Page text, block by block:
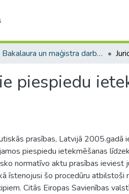
Bakalaura un maģistra darbi (JF) / Bachelor's and Master's theses
piespiedu
prasības, Latvijā 2005.gadā
piespiedu ietekmēšanas
normatīvo aktu prasības ieviest
īstenojusi šo procedūru atbilstoši
Citās Eiropas Savienības